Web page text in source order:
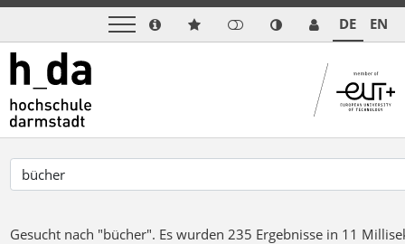
DE EN
Gesucht nach "bücher". Es wurden 235 Ergebnisse in 11